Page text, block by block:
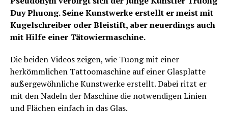
Duy Phuong. Seine Kunstwerke erstellt er meist mit
Kugelschreiber oder Bleistift, aber neuerdings auch
mit Hilfe einer Tätowiermaschine.
Die beiden Videos zeigen, wie Tuong mit einer
herkömmlichen Tattoomaschine auf einer Glasplatte
außergewöhnliche Kunstwerke erstellt. Dabei ritzt er
mit den Nadeln der Maschine die notwendigen Linien
und Flächen einfach in das Glas.